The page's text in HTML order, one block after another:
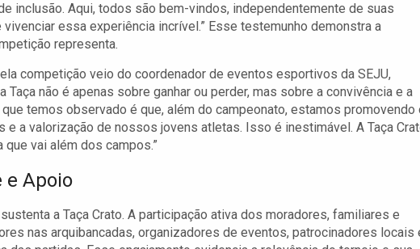
inclusão. Aqui, todos são bem-vindos, independentemente de suas
essa experiência incrível.” Esse testemunho demonstra a
representa.
competição veio do coordenador de eventos esportivos da SEJU,
não é apenas sobre ganhar ou perder, mas sobre a convivência e a
temos observado é que, além do campeonato, estamos promovendo
a valorização de nossos jovens atletas. Isso é inestimável. A Taça
vai além dos campos.”
e Apoio
a Taça Crato. A participação ativa dos moradores, familiares e
nas arquibancadas, organizadores de eventos, patrocinadores locais